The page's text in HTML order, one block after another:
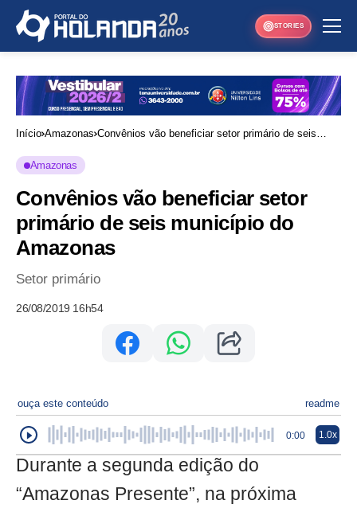
STORIES
Início Amazonas Convênios vão beneficiar setor primário de seis
Amazonas
Convênios vão beneficiar setor
primário de seis município do
Amazonas
Setor primário
26/08/2019 16h54
ouça este conteúdo readme
0:00 1.0x
Durante a segunda edição do
“Amazonas Presente”, na próxima